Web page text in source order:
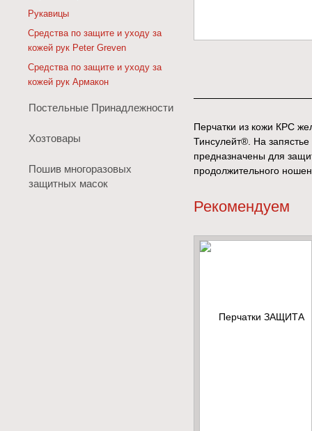
Рукавицы
Средства по защите и уходу за
кожей рук Peter Greven
Средства по защите и уходу за
кожей рук Армакон
Постельные Принадлежности
Хозтовары
Пошив многоразовых
защитных масок
Перчатки из кожи КРС
Тинсулейт®. На запястье
предназначены для
продолжительного
Рекомендуем